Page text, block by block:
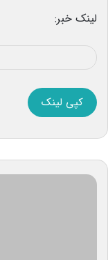
لینک خبر:
کپی لینک